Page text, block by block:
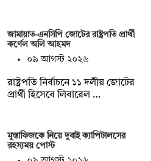
জামায়াত-এনসিপি জোটের রাষ্ট্রপতি প্রার্থী
কর্ণেল অলি আহমদ
০৯ আগস্ট ২০২৬
রাষ্ট্রপতি নির্বাচনে ১১ দলীয় জোটের
প্রার্থী হিসেবে লিবারেল …
মুস্তাফিজকে নিয়ে দুবাই ক্যাপিটালসের
রহস্যময় পোস্ট